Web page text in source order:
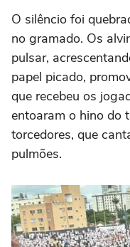
O silêncio foi
no gramado. Os
pulsar,
papel picado,
que recebeu os
entoaram o hino do
torcedores, que
pulmões.